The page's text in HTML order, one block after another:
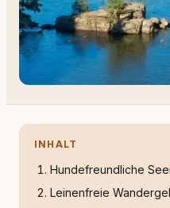
INHALT
Hundefreundliche
Leinenfreie